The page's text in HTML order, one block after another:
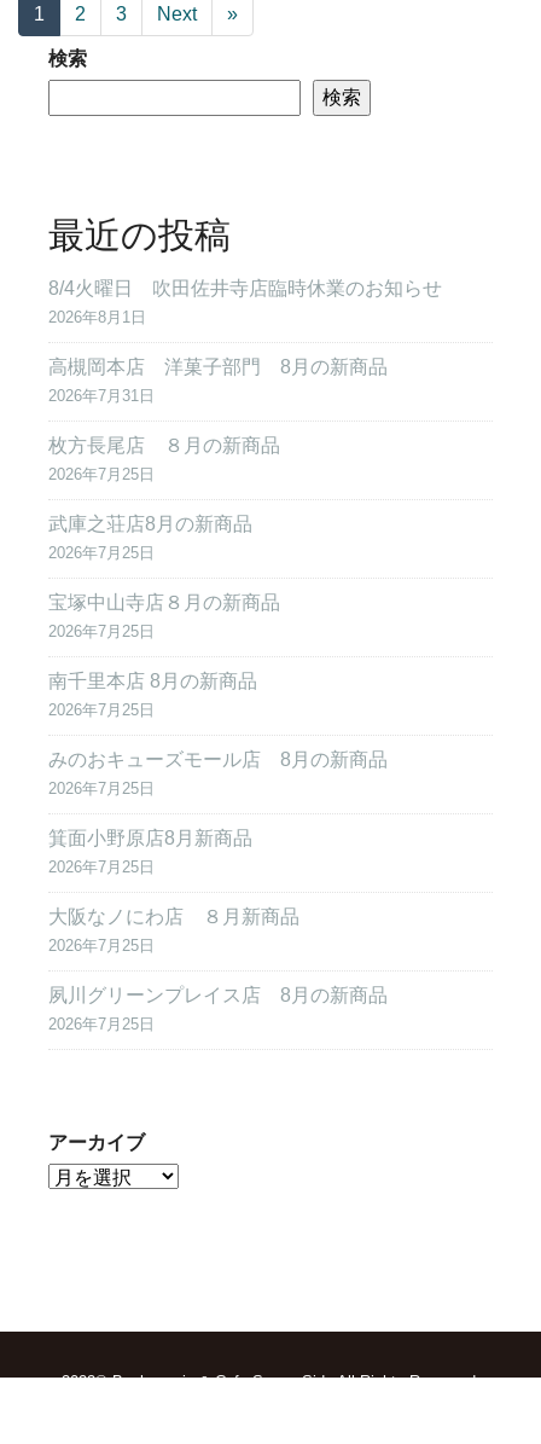
1 2 3 Next »
検索
検索
最近の投稿
8/4火曜日 吹田佐井寺店臨時休業のお知らせ
2026年8月1日
高槻岡本店 洋菓子部門 8月の新商品
2026年7月31日
枚方長尾店 ８月の新商品
2026年7月25日
武庫之荘店8月の新商品
2026年7月25日
宝塚中山寺店８月の新商品
2026年7月25日
南千里本店 8月の新商品
2026年7月25日
みのおキューズモール店 8月の新商品
2026年7月25日
箕面小野原店8月新商品
2026年7月25日
大阪なノにわ店 ８月新商品
2026年7月25日
夙川グリーンプレイス店 8月の新商品
2026年7月25日
アーカイブ
2022© Boulangerie & Cafe Sunny Side All Rights Reserved.